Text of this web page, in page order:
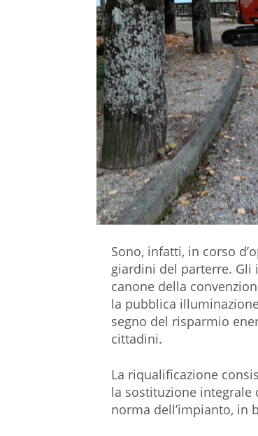
Sono, infatti, in corso
giardini del parterre. Gli
canone della
la pubblica
segno del risparmio
cittadini.
La riqualificazione
la sostituzione integrale
norma dell’impianto, in